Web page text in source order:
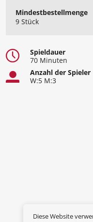
Mindest​bestellmenge
9 Stück
Spieldauer
70 Minuten
Anzahl der Spieler
W:5 M:3
Diese Website